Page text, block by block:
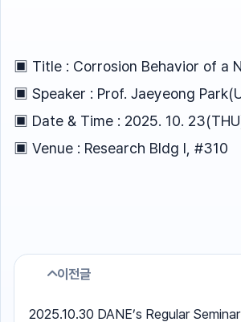
▣ Title : Corrosion Behavior of a
▣ Speaker : Prof. Jaeyeong
▣ Date & Time : 2025. 10.
▣ Venue : Research Bldg I, #310
이전글
2025.10.30 DANE’s Regular